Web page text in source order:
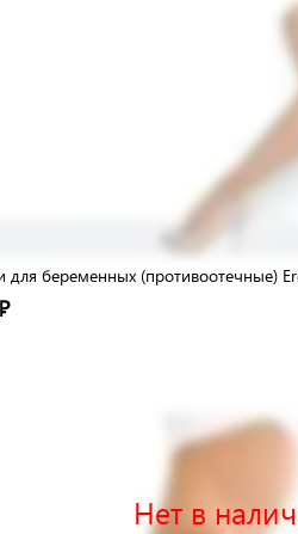
для беременных (противоотечные)
Нет в